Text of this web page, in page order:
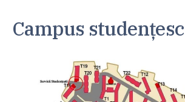
Campus studențesc